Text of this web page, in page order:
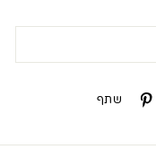
שתף שתף